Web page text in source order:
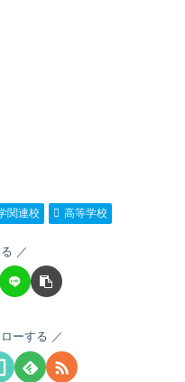
関連校 高等学校
ーする